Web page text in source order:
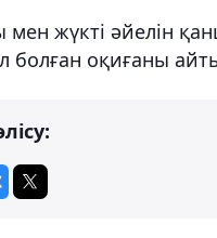
мен жүкті әйелін
болған оқиғаны